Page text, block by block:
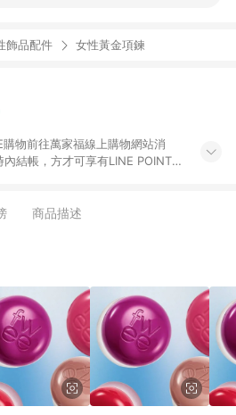
飾品配件 女性黃金項鍊
物前往萬家福線上購物網站消
結帳，方才可享有LINE POINTS
禮券。 5. 回饋點數計算將排除訂
絡客服中心，並由康達盛通生活
程及體驗，將不定期推出精選、
的喜好。
商品描述